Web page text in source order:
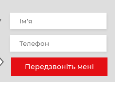
Передзвоніть мені